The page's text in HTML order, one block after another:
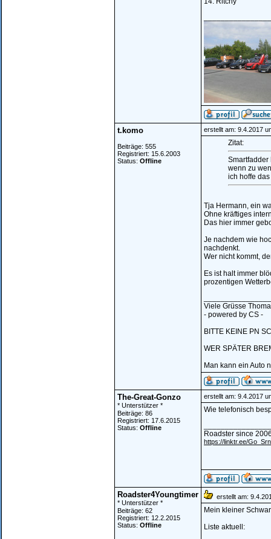
t.komo
Beiträge: 555
Registriert: 15.6.2003
Status: Offline
erstellt am: 9.4.2017
Zitat:
wenn zu
ich hoffe
Tja Hermann, ein
Ohne kräftiges
Das hier immer
Je nachdem wie
nachdenkt.
Wer nicht kommt,
Es ist halt immer
prozentigen
Viele Grüsse
- powered by CS -
BITTE KEINE PN
WER SPÄTER
Man kann ein Auto
The-Great-Gonzo
* Unterstützer *
Beiträge: 86
Registriert: 17.6.2015
Status: Offline
erstellt am: 9.4.2017
Wie telefonisch
Roadster since
https://linktr.ee/
Roadster4Youngtimer
* Unterstützer *
Beiträge: 62
Registriert: 12.2.2015
Status: Offline
erstellt am:
Mein kleiner
Liste aktuell: